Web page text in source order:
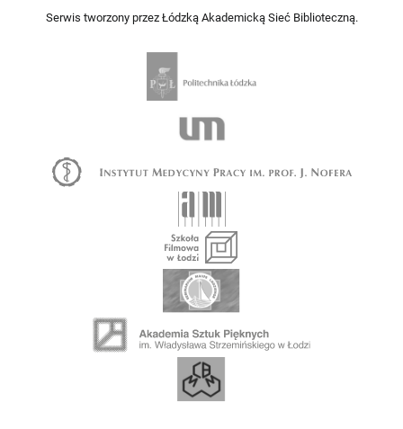
Serwis tworzony przez Łódzką Akademicką Sieć Biblioteczną.